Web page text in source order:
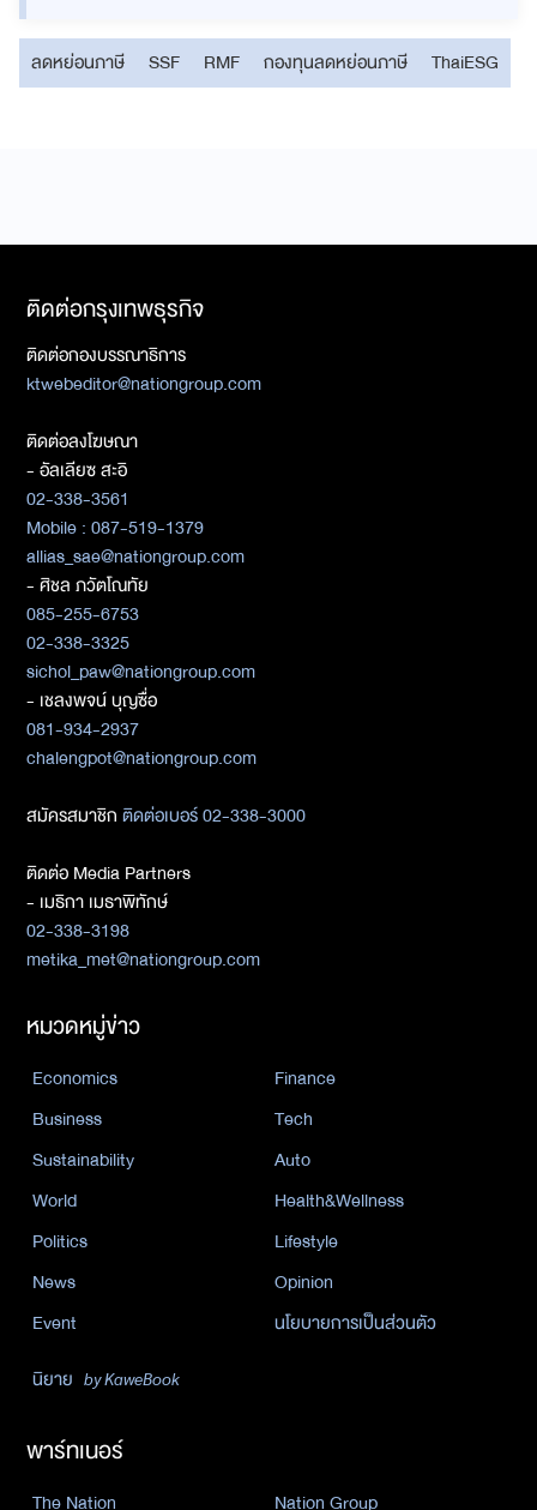
ลดหย่อนภาษี SSF RMF กองทุนลดหย่อนภาษี ThaiESG
ติดต่อกรุงเทพธุรกิจ
ติดต่อกองบรรณาธิการ
ktwebeditor@nationgroup.com
ติดต่อลงโฆษณา
- อัลเลียซ สะอิ
02-338-3561
Mobile : 087-519-1379
allias_sae@nationgroup.com
- ศิชล ภวัตโณทัย
085-255-6753
02-338-3325
sichol_paw@nationgroup.com
- เชลงพจน์ บุญซื่อ
081-934-2937
chalengpot@nationgroup.com
สมัครสมาชิกติดต่อเบอร์ 02-338-3000
ติดต่อ Media Partners
- เมธิกา เมธาพิทักษ์
02-338-3198
metika_met@nationgroup.com
หมวดหมู่ข่าว
Economics
Finance
Business
Tech
Sustainability
Auto
World
Health&Wellness
Politics
Lifestyle
News
Opinion
Event
นโยบายการเป็นส่วนตัว
นิยาย by KaweBook
พาร์ทเนอร์
The Nation Nation Group